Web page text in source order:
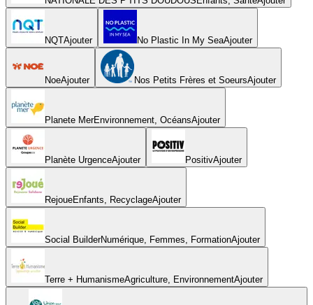
NQTAjouter No Plastic In My SeaAjouter
NoeAjouter Nos Petits Frères et SoeursAjouter
Planete MerEnvironnement, OcéansAjouter
Planète UrgenceAjouter PositivAjouter
RejoueEnfants, RecyclageAjouter
Social BuilderNumérique, Femmes, FormationAjouter
Terre + HumanismeAgriculture, EnvironnementAjouter